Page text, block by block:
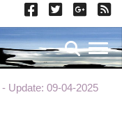
Update: 09-04-2025